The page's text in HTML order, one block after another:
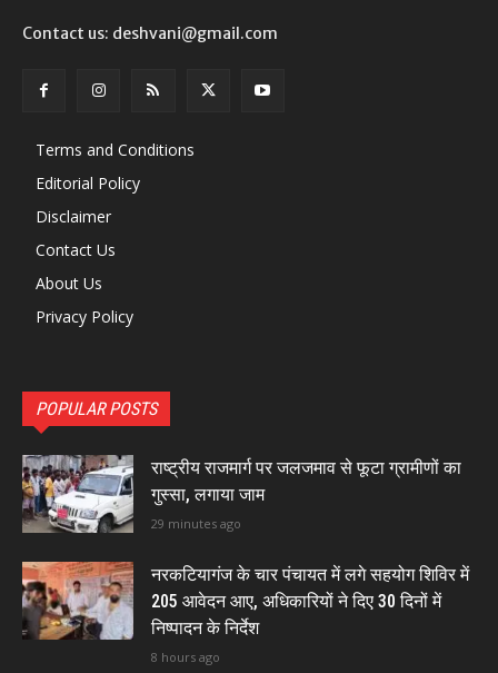
Contact us: deshvani@gmail.com
Terms and Conditions
Editorial Policy
Disclaimer
Contact Us
About Us
Privacy Policy
POPULAR POSTS
राष्ट्रीय राजमार्ग पर जलजमाव से फूटा ग्रामीणों का
गुस्सा, लगाया जाम
29 minutes ago
नरकटियागंज के चार पंचायत में लगे सहयोग शिविर में
205 आवेदन आए, अधिकारियों ने दिए 30 दिनों में
निष्पादन के निर्देश
8 hours ago